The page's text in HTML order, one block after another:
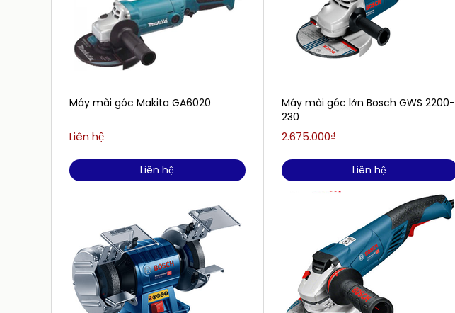
Máy mài góc Makita GA6020
Liên hệ
Liên hệ
Máy mài góc lớn Bosch GWS 2200-
230
2.675.000₫
Liên hệ